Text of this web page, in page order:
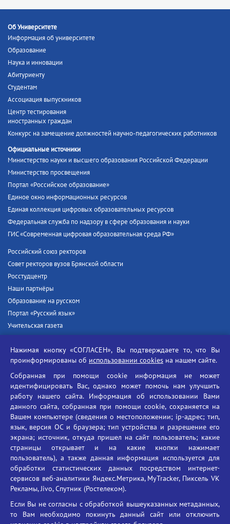
Об Университете
Информация об университете
Образование
Наука и инновации
Абитуриенту
Студентам
Ассоциация выпускников
Центр тестирования
иностранных граждан
Конкурс на замещение должностей научно-педагогических работников
Официальные источники
Министерство науки и высшего образования Российской Федерации
Министерство просвещения
Портал «Российское образование»
Единое окно информационных ресурсов
Единая коллекция цифровых образовательных ресурсов
Федеральная служба по надзору в сфере образования и науки
ГИС «Современная цифровая образовательная среда РФ»
Российский союз ректоров
Совет ректоров вузов Брянской области
Росстудцентр
Наши партнёры
Образование на русском
Портал «Русский язык»
Учительская газета
Единый портал государственных услуг
Противодействие угрозам информационной безопасности
Социальные ролики - Генеральная прокуратура РФ
Противодействие коррупции
БГУ против наркотиков
Брянский государственный университет
имени академика И.Г. Петровского
Время работы: пн-пт 09:00-18:00
E-mail: bryanskgu@mail.ru
Телефон: +7(4832)58-90-85
Нажимая кнопку «СОГЛАСЕН», Вы подтверждаете то, что Вы
проинформированы об использовании cookies на нашем сайте.
Собранная при помощи cookie информация не может
идентифицировать Вас, однако может помочь нам улучшить
работу нашего сайта. Информация об использовании Вами
данного сайта, собранная при помощи cookie, сохраняется на
Вашем компьютере (сведения о местоположении; ip-адрес; тип,
язык, версия ОС и браузера; тип устройства и разрешение его
экрана; источник, откуда пришел на сайт пользователь; какие
страницы открывает и на какие кнопки нажимает
пользователь), а также данная информация используется для
обработки статистических данных посредством интернет-
сервисов веб-аналитики Яндекс.Метрика, MyTracker, Пиксель VK
Рекламы, Jivo, Спутник (Ростелеком).
Если Вы не согласны с обработкой вышеуказанных метаданных,
то Вам необходимо покинуть данный сайт или отключить